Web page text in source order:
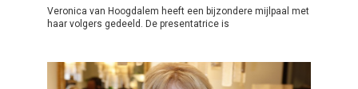
Veronica van Hoogdalem heeft een bijzondere mijlpaal met
haar volgers gedeeld. De presentatrice is